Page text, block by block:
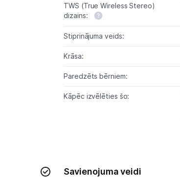
TWS (True Wireless Stereo)
dizains:
Stiprinājuma veids:
Krāsa:
Paredzēts bērniem:
Kāpēc izvēlēties šo:
Savienojuma veidi